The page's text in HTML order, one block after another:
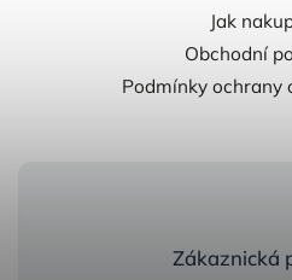
Zákaznická
Jak
Obchodní
Podmínky ochrany